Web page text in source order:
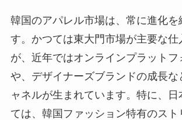
韓国のアパレル市場は、常に進化を
す。かつては東大門市場が主要な仕
が、近年ではオンラインプラットフ
や、デザイナーズブランドの成長な
ャネルが生まれています。特に、日
ては、韓国ファッション特有のスト